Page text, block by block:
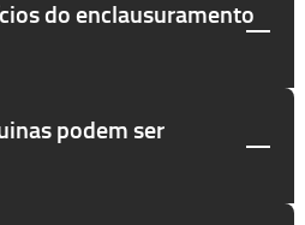
do enclausuramento
podem ser